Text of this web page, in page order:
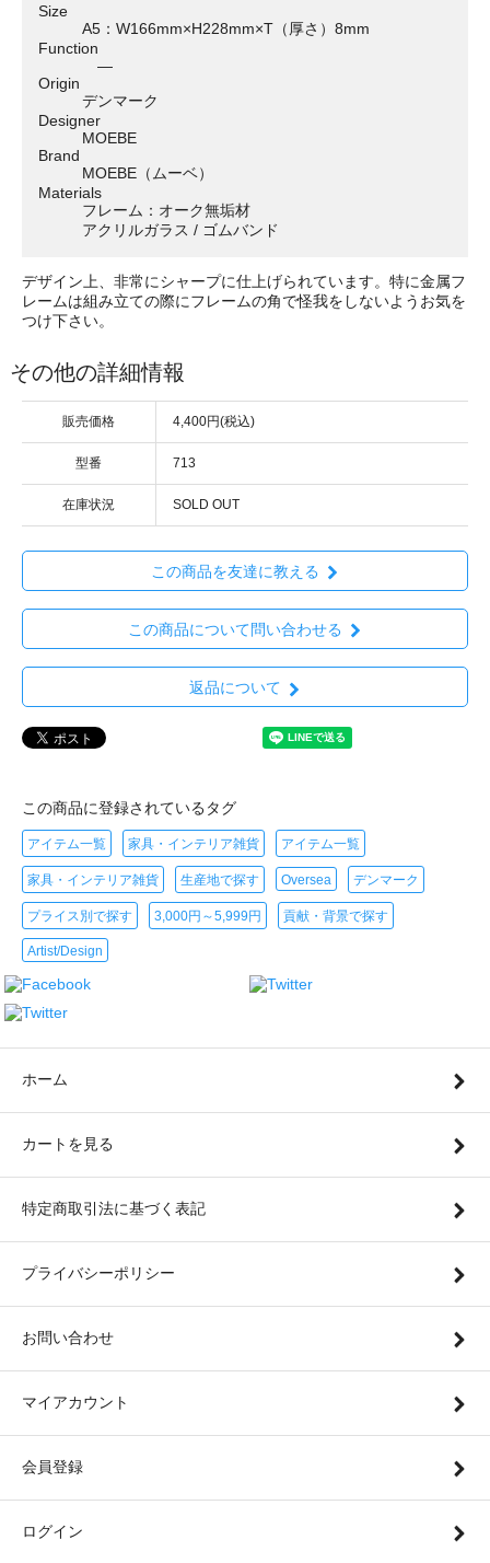
Size
A5：W166mm×H228mm×T（厚さ）8mm
Function
―
Origin
デンマーク
Designer
MOEBE
Brand
MOEBE（ムーベ）
Materials
フレーム：オーク無垢材
アクリルガラス / ゴムバンド
デザイン上、非常にシャープに仕上げられています。特に金属フ
レームは組み立ての際にフレームの角で怪我をしないようお気を
つけ下さい。
その他の詳細情報
販売価格 4,400円(税込)
型番 713
在庫状況 SOLD OUT
この商品を友達に教える
この商品について問い合わせる
返品について
この商品に登録されているタグ
アイテム一覧 家具・インテリア雑貨 アイテム一覧
家具・インテリア雑貨 生産地で探す Oversea デンマーク
プライス別で探す 3,000円～5,999円 貢献・背景で探す
Artist/Design
ホーム
カートを見る
特定商取引法に基づく表記
プライバシーポリシー
お問い合わせ
マイアカウント
会員登録
ログイン